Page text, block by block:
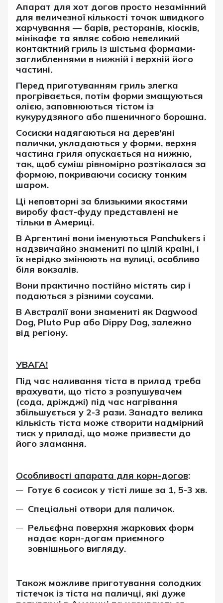
Апарат для хот догов просто незамінний
для величезної кількості точок швидкого
харчування — барів, ресторанів, кіосків,
мінікафе та являє собою невеликий
контактний гриль із шістьма формами-
заглибленнями в нижній і верхній його
частині.
Перед приготуванням гриль злегка
прогрівається, потім форми змащуються
олією, заповнюються тістом із
кукурудзяного або пшеничного борошна.
Сосиски надягаються на дерев'яні
палички, укладаються у форми, верхня
частина гриля опускається на нижню,
так, щоб суміш рівномірно розтікалася за
формою, покриваючи сосиску тонким
шаром.
Ці неповторні за близькими якостями
виробу фаст-фуду представлені не
тільки в Америці.
В Аргентині вони іменуються Panchukers і
надзвичайно знамениті по цілій країні, і
їх нерідко змінюють на вулиці, особливо
біля вокзалів.
Вони практично постійно містять сир і
подаються з різними соусами.
В Австралії вони знамениті як Dagwood
Dog, Pluto Pup або Dippy Dog, залежно
від регіону.
УВАГА!
Під час наливання тіста в прилад треба
врахувати, що тісто з розпушувачем
(сода, дріжджі) під час нагрівання
збільшується у 2-3 рази. Занадто велика
кількість тіста може створити надмірний
тиск у приладі, що може призвести до
його зламання.
Особливості апарата для корн-догов:
Готує 6 сосисок у тісті лише за 1, 5-3 хв.
Спеціальні отвори для паличок.
Рельєфна поверхня жаркових форм
надає корн-догам приємного
зовнішнього вигляду.
Також можливе приготування солодких
тістечок із тіста на паличці, які дуже